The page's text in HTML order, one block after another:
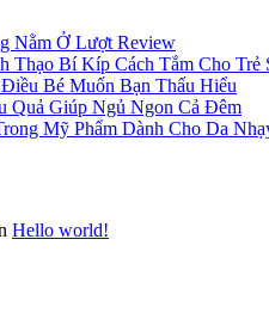
Nằm Ở Lượt Review
Thạo Bí Kíp Cách Tắm Cho Trẻ
Bé Muốn Bạn Thấu Hiểu
Quả Giúp Ngủ Ngon Cả Đêm
Mỹ Phẩm Dành Cho Da
Hello world!